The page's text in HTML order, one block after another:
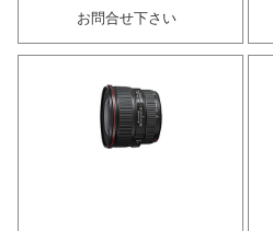
お問合せ下さい